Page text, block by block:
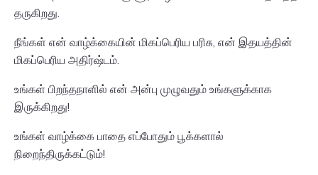
தருகிறது.
நீங்கள் என் வாழ்க்கையின் மிகப்பெரிய பரிசு, என் இதயத்தின்
மிகப்பெரிய அதிர்ஷ்டம்.
உங்கள் பிறந்தநாளில் என் அன்பு முழுவதும் உங்களுக்காக
இருக்கிறது!
உங்கள் வாழ்க்கை பாதை எப்போதும் பூக்களால்
நிறைந்திருக்கட்டும்!